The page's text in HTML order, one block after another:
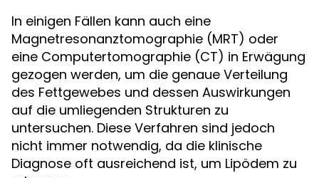
In einigen Fällen kann auch eine
Magnetresonanztomographie (MRT) oder
eine Computertomographie (CT) in Erwägung
gezogen werden, um die genaue Verteilung
des Fettgewebes und dessen Auswirkungen
auf die umliegenden Strukturen zu
untersuchen. Diese Verfahren sind jedoch
nicht immer notwendig, da die klinische
Diagnose oft ausreichend ist, um Lipödem zu